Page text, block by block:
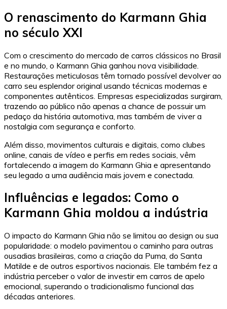
O renascimento do Karmann Ghia
no século XXI
Com o crescimento do mercado de carros clássicos no Brasil
e no mundo, o Karmann Ghia ganhou nova visibilidade.
Restaurações meticulosas têm tornado possível devolver ao
carro seu esplendor original usando técnicas modernas e
componentes autênticos. Empresas especializadas surgiram,
trazendo ao público não apenas a chance de possuir um
pedaço da história automotiva, mas também de viver a
nostalgia com segurança e conforto.
Além disso, movimentos culturais e digitais, como clubes
online, canais de vídeo e perfis em redes sociais, vêm
fortalecendo a imagem do Karmann Ghia e apresentando
seu legado a uma audiência mais jovem e conectada.
Influências e legados: Como o
Karmann Ghia moldou a indústria
O impacto do Karmann Ghia não se limitou ao design ou sua
popularidade: o modelo pavimentou o caminho para outras
ousadias brasileiras, como a criação da Puma, do Santa
Matilde e de outros esportivos nacionais. Ele também fez a
indústria perceber o valor de investir em carros de apelo
emocional, superando o tradicionalismo funcional das
décadas anteriores.